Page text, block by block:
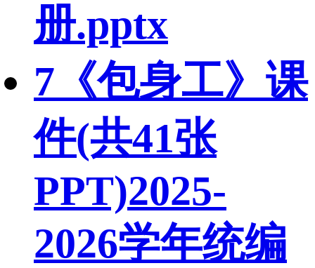
册.pptx
7《包身工》课
件(共41张
PPT)2025-
2026学年统编